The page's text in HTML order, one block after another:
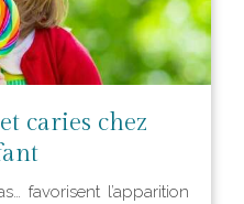
caries chez
favorisent l’apparition